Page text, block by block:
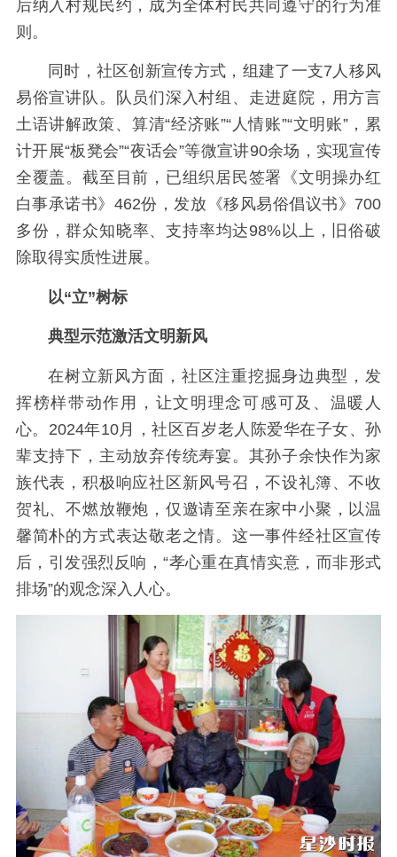
后纳入村规民约，成为全体村民共同遵守的行为准
则。
同时，社区创新宣传方式，组建了一支7人移风
易俗宣讲队。队员们深入村组、走进庭院，用方言
土语讲解政策、算清“经济账”“人情账”“文明账”，累
计开展“板凳会”“夜话会”等微宣讲90余场，实现宣传
全覆盖。截至目前，已组织居民签署《文明操办红
白事承诺书》462份，发放《移风易俗倡议书》700
多份，群众知晓率、支持率均达98%以上，旧俗破
除取得实质性进展。
以“立”树标
典型示范激活文明新风
在树立新风方面，社区注重挖掘身边典型，发
挥榜样带动作用，让文明理念可感可及、温暖人
心。2024年10月，社区百岁老人陈爱华在子女、孙
辈支持下，主动放弃传统寿宴。其孙子余快作为家
族代表，积极响应社区新风号召，不设礼簿、不收
贺礼、不燃放鞭炮，仅邀请至亲在家中小聚，以温
馨简朴的方式表达敬老之情。这一事件经社区宣传
后，引发强烈反响，“孝心重在真情实意，而非形式
排场”的观念深入人心。